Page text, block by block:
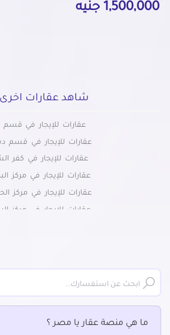
1,500,000 جنيه
شاهد عقارات اخرى
عقارات للإيجار في قسم
عقارات للإيجار في قسم
عقارات للإيجار في كفر
عقارات للإيجار في مركز
عقارات للإيجار في مركز
عقارات للإيجار في مركز
ما هي منصة عقار يا مصر ؟